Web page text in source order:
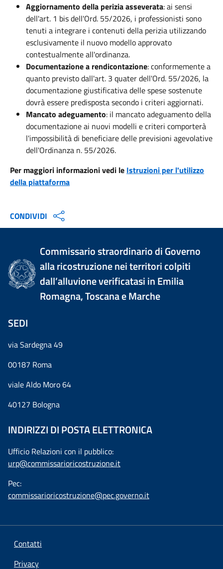
Aggiornamento della perizia asseverata: ai sensi
dell'art. 1 bis dell'Ord. 55/2026, i professionisti sono
tenuti a integrare i contenuti della perizia utilizzando
esclusivamente il nuovo modello approvato
contestualmente all'ordinanza.
Documentazione a rendicontazione: conformemente a
quanto previsto dall'art. 3 quater dell'Ord. 55/2026, la
documentazione giustificativa delle spese sostenute
dovrà essere predisposta secondo i criteri aggiornati.
Mancato adeguamento: il mancato adeguamento della
documentazione ai nuovi modelli e criteri comporterà
l'impossibilità di beneficiare delle previsioni agevolative
dell'Ordinanza n. 55/2026.
Per maggiori informazioni vedi le Istruzioni per l'utilizzo
della piattaforma
CONDIVIDI
Commissario straordinario di Governo
alla ricostruzione nei territori colpiti
dall’alluvione verificatasi in Emilia
Romagna, Toscana e Marche
SEDI
via Sardegna 49
00187 Roma
viale Aldo Moro 64
40127 Bologna
INDIRIZZI DI POSTA ELETTRONICA
Ufficio Relazioni con il pubblico:
urp@commissarioricostruzione.it
Pec:
commissarioricostruzione@pec.governo.it
Contatti
Privacy